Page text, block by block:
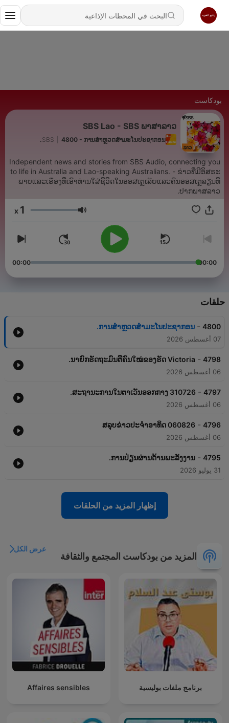
بودكاست
SBS Lao - SBS ພາ​ສາ​ລາວ
SBS 4800 - ການສໍາຫຼວດສຳມະໂນປະຊາກອນ.
Independent news and stories from SBS Audio, connecting you
to life in Australia and Lao-speaking Australians. - ຂ່າວທີ່ມີອິສຣະ
ພາບແລະເຣື່ອງທີ່ເອົາທ່ານໃສ່ຊີວິດໃນອອສເຕຼເລັຍແລະຄົນອອສເຕຼລຽນທີ
ປາກພາສລາວ.
مستوى الصوت 1
00:00
00:00
حلقات
4800
-
ການສໍາຫຼວດສຳມະໂນປະຊາກອນ.
07 أغسطس 2026
4798
-
ນາຍົກຣັດຖະມົນຕີຄົນໃໝ່ຂອງຣັດ Victoria.
06 أغسطس 2026
4797
-
ສະຖານະການໃນຕາເວັນອອກກາງ 310726.
06 أغسطس 2026
4796
-
ສລຸບຂ່າວປະຈຳອາທິດ 060826
06 أغسطس 2026
4795
-
ການປ່ຽນຜ່ານດ້ານພະລັງງານ.
31 يوليو 2026
إظهار المزيد من الحلقات
المزيد من بودكاست المجتمع والثقافة
عرض الكل
برنامج ملفات بوليسية Affaires sensibles